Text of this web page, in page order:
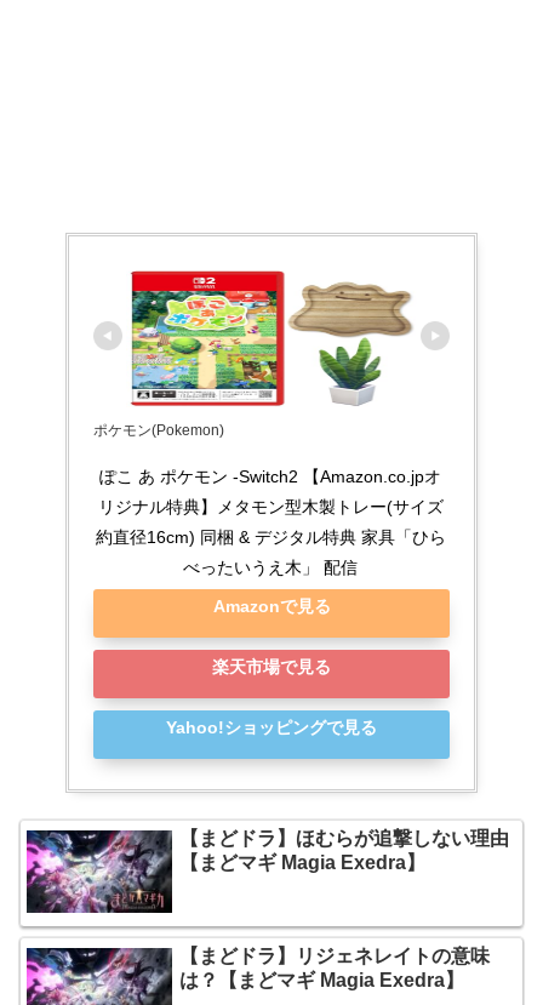
ポケモン(Pokemon)
ぽこ あ ポケモン -Switch2 【Amazon.co.jpオ
リジナル特典】メタモン型木製トレー(サイズ
約直径16cm) 同梱 & デジタル特典 家具「ひら
べったいうえ木」 配信
Amazonで見る
楽天市場で見る
Yahoo!ショッピングで見る
【まどドラ】ほむらが追撃しない理由
【まどマギ Magia Exedra】
【まどドラ】リジェネレイトの意味
は？【まどマギ Magia Exedra】